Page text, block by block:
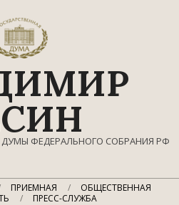
ДУМЫ ФЕДЕРАЛЬНОГО СОБРАНИЯ РФ
ПРИЕМНАЯ
ОБЩЕСТВЕННАЯ
ПРЕСС-СЛУЖБА